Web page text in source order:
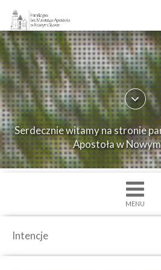
×
Strona
główna
O
parafii
Ogłoszenia
św.
Nabożenstwa
Serdecznie witamy na stronie
Apostoła w
MENU
Intencje